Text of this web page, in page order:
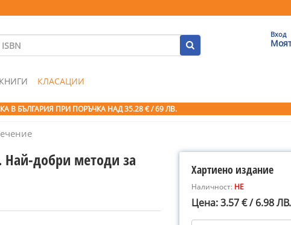
Вход
КЛАСАЦИИ
В БЪЛГАРИЯ ПРИ ПОРЪЧКА НАД 35.28 € / 69 ЛВ.
Най-добри методи за Хартиено издание
Наличност: НЕ
Цена: 3.57 € / 6.98 ЛВ.